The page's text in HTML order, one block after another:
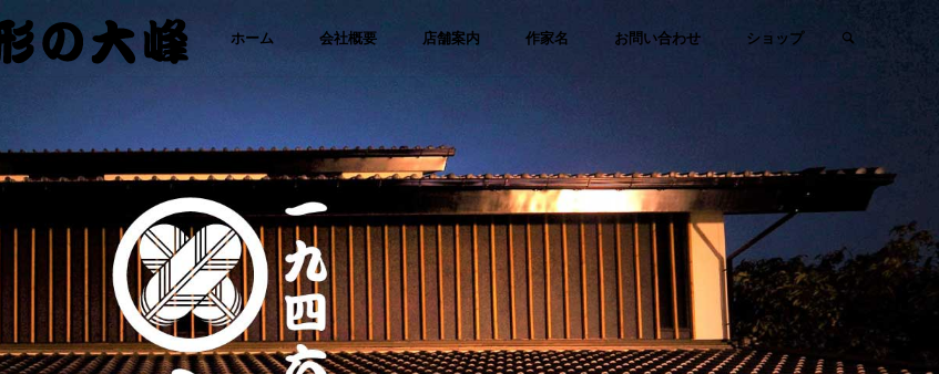
わた
の大
峰｜
ひな
人
形・
五月
人形
専門
コ
テ
ン
ツ
に
ホーム 会社概要 店舗案内 作家名 お問い合わせ ショップ